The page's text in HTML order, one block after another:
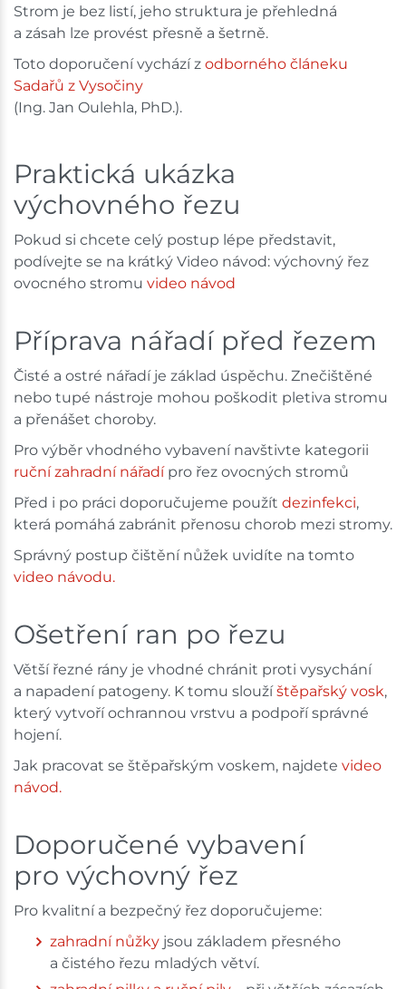
Strom je bez listí, jeho struktura je přehledná
a zásah lze provést přesně a šetrně.
Toto doporučení vychází z odborného článeku
Sadařů z Vysočiny
(Ing. Jan Oulehla, PhD.).
Praktická ukázka
výchovného řezu
Pokud si chcete celý postup lépe představit,
podívejte se na krátký Video návod: výchovný řez
ovocného stromu video návod
Příprava nářadí před řezem
Čisté a ostré nářadí je základ úspěchu. Znečištěné
nebo tupé nástroje mohou poškodit pletiva stromu
a přenášet choroby.
Pro výběr vhodného vybavení navštivte kategorii
ruční zahradní nářadípro řez ovocných stromů
Před i po práci doporučujeme použít dezinfekci,
která pomáhá zabránit přenosu chorob mezi stromy.
Správný postup čištění nůžek uvidíte na tomto
video návodu.
Ošetření ran po řezu
Větší řezné rány je vhodné chránit proti vysychání
a napadení patogeny. K tomu sloužíštěpařský vosk,
který vytvoří ochrannou vrstvu a podpoří správné
hojení.
Jak pracovat se štěpařským voskem, najdete video
návod.
Doporučené vybavení
pro výchovný řez
Pro kvalitní a bezpečný řez doporučujeme:
zahradní nůžky jsou základem přesného
a čistého řezu mladých větví.